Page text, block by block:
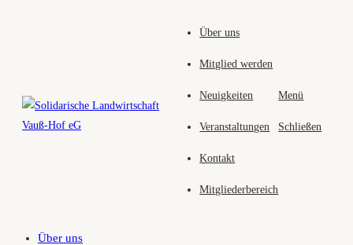
Über uns
Mitglied werden
Neuigkeiten
Veranstaltungen
Kontakt
Mitgliederbereich
Menü
Schließen
Über uns